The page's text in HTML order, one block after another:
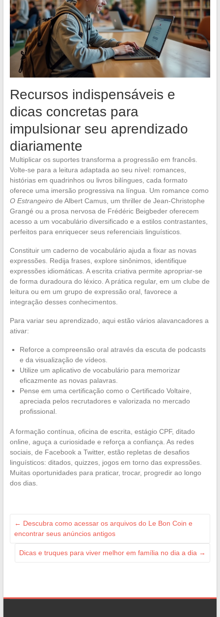
Recursos indispensáveis e
dicas concretas para
impulsionar seu aprendizado
diariamente
Multiplicar os suportes transforma a progressão em francês.
Volte-se para a leitura adaptada ao seu nível: romances,
histórias em quadrinhos ou livros bilíngues, cada formato
oferece uma imersão progressiva na língua. Um romance como
O Estrangeirode Albert Camus, um thriller de Jean-Christophe
Grangé ou a prosa nervosa de Frédéric Beigbeder oferecem
acesso a um vocabulário diversificado e a estilos contrastantes,
perfeitos para enriquecer seus referenciais linguísticos.
Constituir um caderno de vocabulário ajuda a fixar as novas
expressões. Redija frases, explore sinônimos, identifique
expressões idiomáticas. A escrita criativa permite apropriar-se
de forma duradoura do léxico. A prática regular, em um clube de
leitura ou em um grupo de expressão oral, favorece a
integração desses conhecimentos.
Para variar seu aprendizado, aqui estão vários alavancadores a
ativar:
Reforce a compreensão oral através da escuta de podcasts
e da visualização de vídeos.
Utilize um aplicativo de vocabulário para memorizar
eficazmente as novas palavras.
Pense em uma certificação como o Certificado Voltaire,
apreciada pelos recrutadores e valorizada no mercado
profissional.
A formação contínua, oficina de escrita, estágio CPF, ditado
online, aguça a curiosidade e reforça a confiança. As redes
sociais, de Facebook a Twitter, estão repletas de desafios
linguísticos: ditados, quizzes, jogos em torno das expressões.
Muitas oportunidades para praticar, trocar, progredir ao longo
dos dias.
← Descubra como acessar os arquivos do Le Bon Coin e
encontrar seus anúncios antigos
Dicas e truques para viver melhor em família no dia a dia →